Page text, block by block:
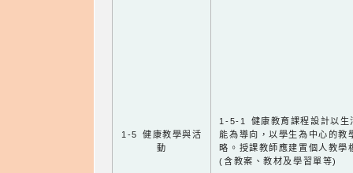
1-5 健康教學與活
動
1-5-1 健康教育課程設計以生
能為導向，以學生為中心的教
略。授課教師應建置個人教學
(含教案、教材及學習單等)